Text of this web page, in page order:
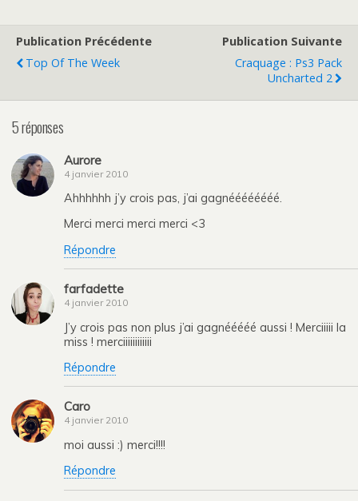
Publication Précédente
Top Of The Week
Publication Suivante
Craquage : Ps3 Pack
Uncharted 2
5 réponses
Aurore
4 janvier 2010
Ahhhhhh j’y crois pas, j’ai gagnéééééééé.
Merci merci merci merci <3
Répondre
farfadette
4 janvier 2010
J’y crois pas non plus j’ai gagnééééé aussi ! Merciiiii la
miss ! merciiiiiiiiiiii
Répondre
Caro
4 janvier 2010
moi aussi :) merci!!!!
Répondre